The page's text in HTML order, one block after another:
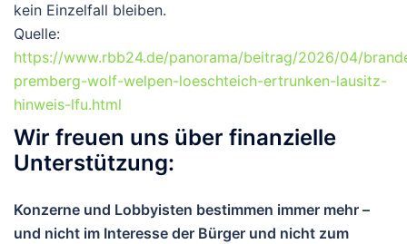
kein Einzelfall bleiben.
Quelle:
https://www.rbb24.de/panorama/beitrag/2026/04/
premberg-wolf-welpen-loeschteich-ertrunken-lausitz-
hinweis-lfu.html
Wir freuen uns über finanzielle
Unterstützung:
Konzerne und Lobbyisten bestimmen immer mehr –
und nicht im Interesse der Bürger und nicht zum